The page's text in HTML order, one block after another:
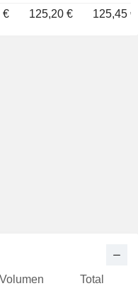
€ 125,20 € 125,45 €
Volumen
Total